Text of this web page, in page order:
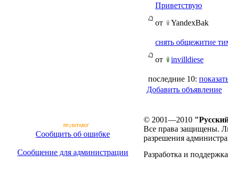
Приветствую
от
YandexBak
снять общежитие
от
invilldiese
последние 10:
Добавить объявление
Сообщить об ошибке
Сообщение для администрации
© 2001—2010
Все права защищены.
разрешения
Разработка и